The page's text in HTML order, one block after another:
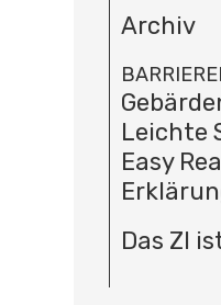
Archiv
Leichte
Easy
Das ZI